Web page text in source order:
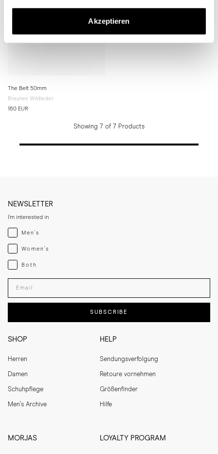
Akzeptieren
The Belt 50mm
Braunes Wildleder
160 EUR
Showing 7 of 7 Products
SHOP
Herren
Damen
Schuhpflege
Men's Archive
HELP
Sendungsverfolgung
Retoure vornehmen
Größenfinder
Hilfe
MORJAS LOYALTY PROGRAM
NEWSLETTER
I'm interested in
Menswear
Men's
Womenswear
Women's
Both
Both
Enter your email adress
SUBSCRIBE